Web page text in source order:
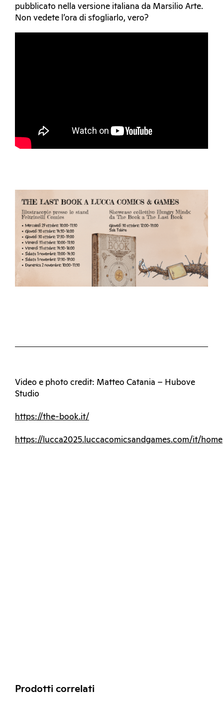
pubblicato nella versione italiana da Marsilio Arte.
Non vedete l’ora di sfogliarlo, vero?
Video e photo credit: Matteo Catania – Hubove
Studio
https://the-book.it/
https://lucca2025.luccacomicsandgames.com/it/home
Prodotti correlati